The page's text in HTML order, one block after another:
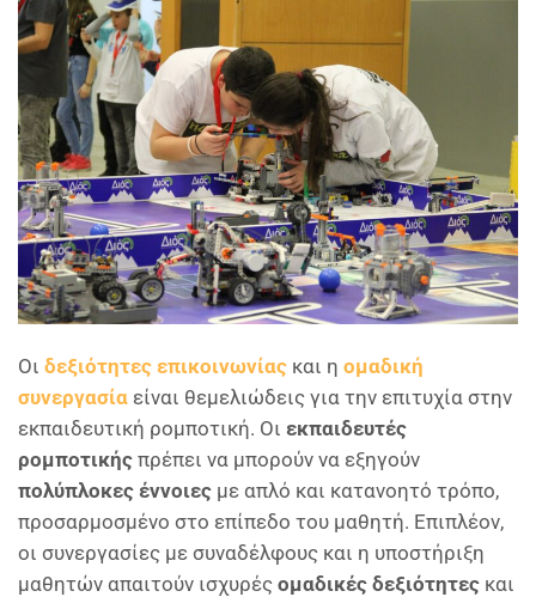
Οι δεξιότητες επικοινωνίας και η ομαδική
συνεργασία είναι θεμελιώδεις για την επιτυχία στην
εκπαιδευτική ρομποτική. Οι εκπαιδευτές
ρομποτικής πρέπει να μπορούν να εξηγούν
πολύπλοκες έννοιες με απλό και κατανοητό τρόπο,
προσαρμοσμένο στο επίπεδο του μαθητή. Επιπλέον,
οι συνεργασίες με συναδέλφους και η υποστήριξη
μαθητών απαιτούν ισχυρές ομαδικές δεξιότητες και